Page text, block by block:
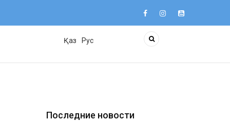
Қаз Рус
Последние новости